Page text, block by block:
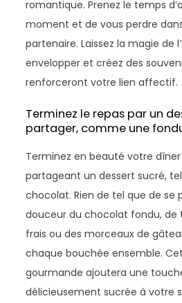
romantique. Prenez le temps
moment et de vous perdre
partenaire. Laissez la magie de
envelopper et créez des
renforceront votre lien affectif.
Terminez le repas par un
partager, comme une
Terminez en beauté votre
partageant un dessert sucré,
chocolat. Rien de tel que de se
douceur du chocolat fondu, de
frais ou des morceaux de
chaque bouchée ensemble.
gourmande ajoutera une
délicieusement sucrée à votre